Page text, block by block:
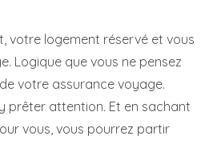
votre logement réservé et vous
Logique que vous ne pensez
votre assurance voyage.
prêter attention. Et en sachant
vous, vous pourrez partir